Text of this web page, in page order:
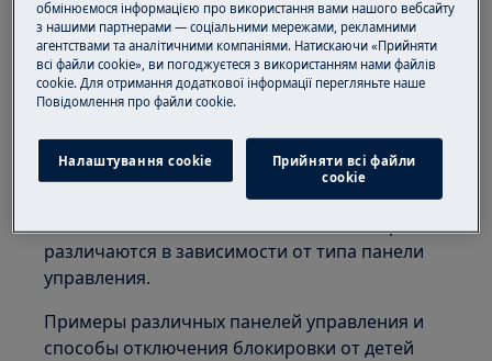
зависимости от модели.
Процедура активации и деактивации
описана в главе «Дополнительные
функции».
Руководство пользователя можно
скачать .
ЗДЕСЬ
Способы включения/отключения блокировки
различаются в зависимости от типа панели
управления.
Примеры различных панелей управления и
способы отключения блокировки от детей
обмінюємося інформацією про використання вами нашого вебсайту
з нашими партнерами — соціальними мережами, рекламними
агентствами та аналітичними компаніями. Натискаючи «Прийняти
всі файли cookie», ви погоджуєтеся з використанням нами файлів
cookie. Для отримання додаткової інформації перегляньте наше
Пoвідомлення прo файли cookie.
Налаштування cookie
Прийняти всі файли
сookie